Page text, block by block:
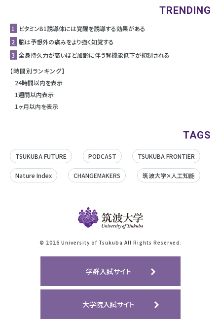
TRENDING
1
ビタミンB1誘導体には覚醒を誘導する効果がある
2 脳は予想外の痛みをより強く知覚する
3 全身持久力が高いほど加齢に伴う腎機能低下が抑制される
【時間別ランキング】
24時間以内を表示
1週間以内表示
1ヶ月以内を表示
TAGS
TSUKUBA FUTURE PODCAST TSUKUBA FRONTIER
Nature Index CHANGEMAKERS 筑波大学✕人工知能
© 2026 University of Tsukuba All Rights Reserved.
学群入試サイト
大学院入試サイト